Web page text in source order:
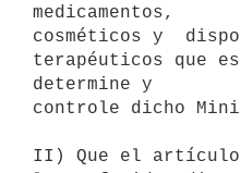
medicamentos,
cosméticos y
terapéuticos que
determine y
controle dicho
II) Que el artículo